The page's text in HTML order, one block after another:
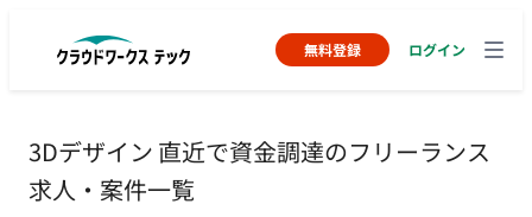
無料登録 ログイン
3Dデザイン 直近で資金調達のフリーランス
求人・案件一覧